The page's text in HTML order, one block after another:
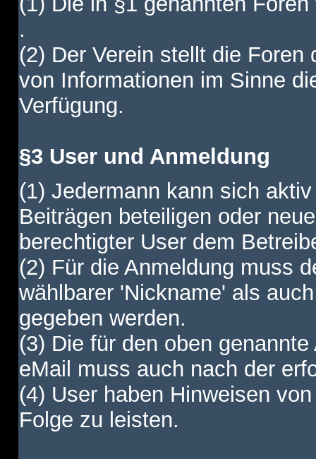
.
(2) Der Verein stellt die
von Informationen im Sinne
Verfügung.
§3 User und Anmeldung
(1) Jedermann kann sich
Beiträgen beteiligen oder
berechtigter User dem
(2) Für die Anmeldung muss
wählbarer 'Nickname' als
gegeben werden.
(3) Die für den oben
eMail muss auch nach der
(4) User haben Hinweisen
Folge zu leisten.